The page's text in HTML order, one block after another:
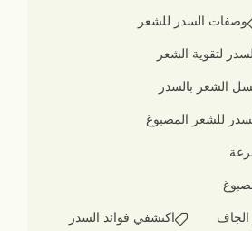
وصفات السدر للشعر
لتقوية الشعر
الشعر بالسدر
للشعر المصبوغ
اكتشفي فوائد السدر